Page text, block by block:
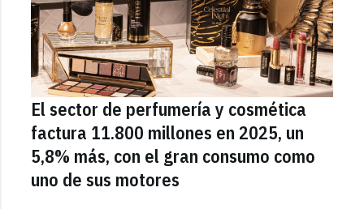
El sector de perfumería y cosmética
factura 11.800 millones en 2025, un
5,8% más, con el gran consumo como
uno de sus motores